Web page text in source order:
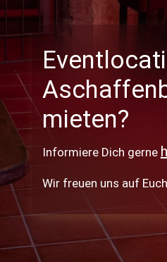
mieten?
Informiere Dich gerne
Wir freuen uns auf